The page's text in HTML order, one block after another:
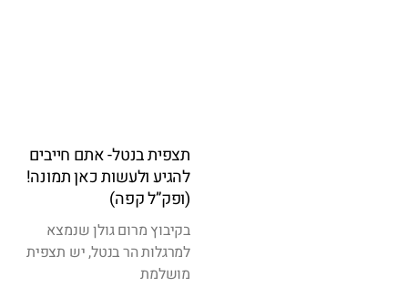
תצפית בנטל- אתם חייבים
להגיע ולעשות כאן תמונה!
(ופק”ל קפה)
בקיבוץ מרום גולן שנמצא
למרגלות הר בנטל, יש תצפית
מושלמת